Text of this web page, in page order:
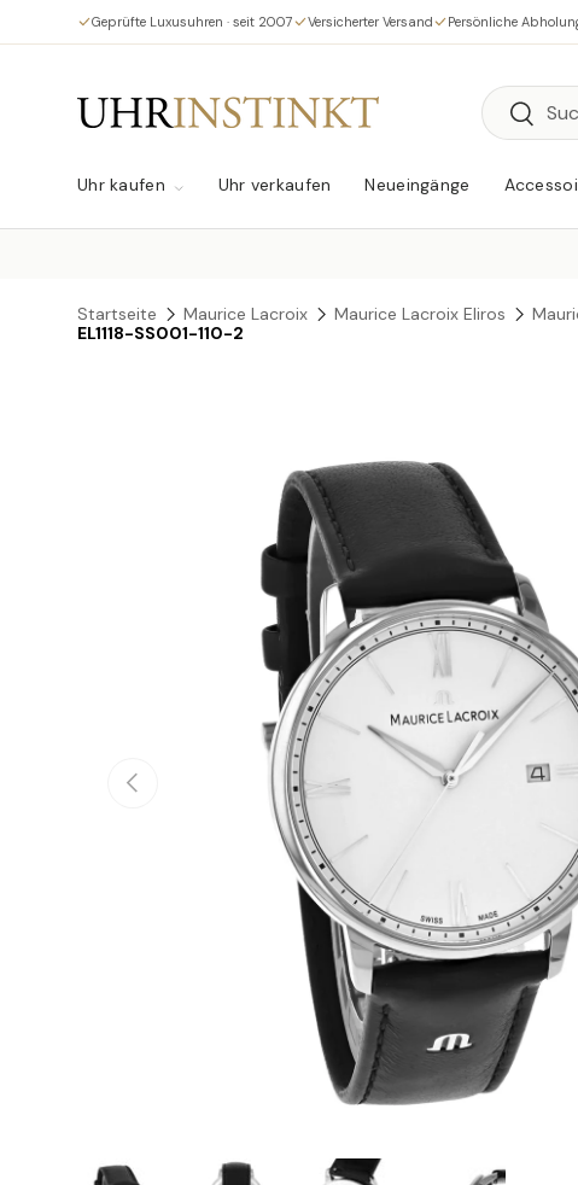
Direkt zum Inhalt
Geprüfte Luxusuhren · seit 2007 Versicherter Versand Persönliche
Suchen
Suchen
Uhr kaufen Uhr verkaufen Neueingänge
Startseite Maurice Lacroix Maurice Lacroix Eliros
EL1118-SS001-110-2
Zu Produktinformationen springen
Vorherige
Bild 1 in Galerieansicht ladenBild 2 in Galerieansicht ladenBild 3 in Galerieansicht laden
Bild 4 in